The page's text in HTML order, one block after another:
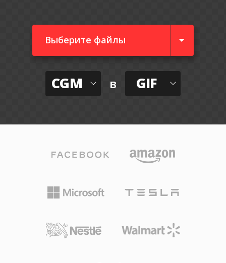
Выберите файлы
CGM в GIF